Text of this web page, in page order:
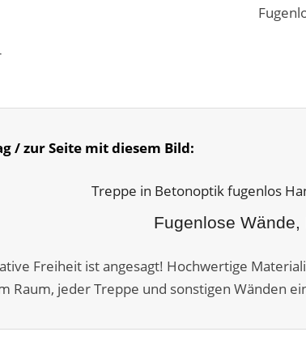
/ zur Seite mit diesem Bild:
Fugenlose
Freiheit ist angesagt! Hochwertige
Raum, jeder Treppe und sonstigen Wänden